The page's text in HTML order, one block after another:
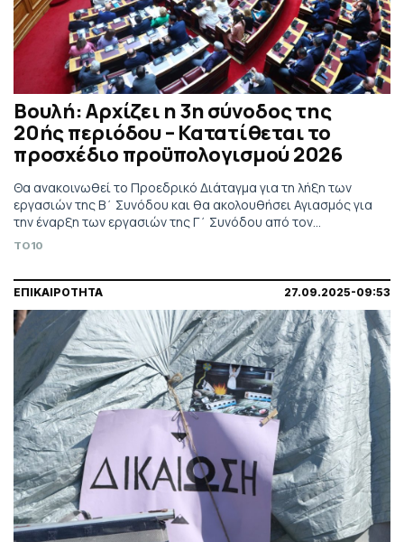
Βουλή: Αρχίζει η 3η σύνοδος της
20ής περιόδου – Κατατίθεται το
προσχέδιο προϋπολογισμού 2026
Θα ανακοινωθεί το Προεδρικό Διάταγμα για τη λήξη των
εργασιών της Β΄ Συνόδου και θα ακολουθήσει Αγιασμός για
την έναρξη των εργασιών της Γ΄ Συνόδου από τον
Αρχιεπίσκοπο Αθηνών και Πάσης Ελλάδος
TO10
ΕΠΙΚΑΙΡΟΤΗΤΑ 27.09.2025-09:53